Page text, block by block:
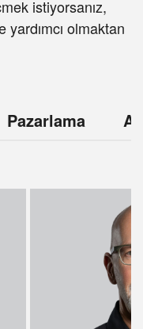
istiyorsanız,
olmaktan
Pazarlama